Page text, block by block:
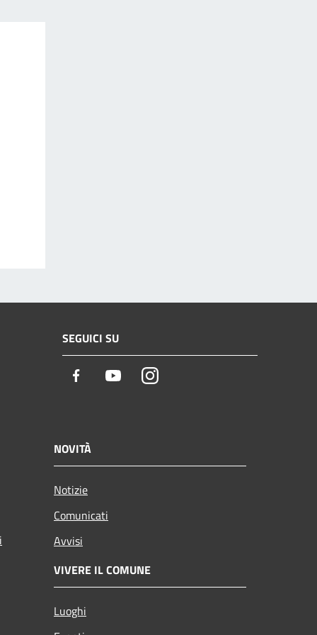
SEGUICI SU
Facebook YoutubeInstagram
NOVITÀ
Notizie
Comunicati
Avvisi
VIVERE IL COMUNE
Luoghi